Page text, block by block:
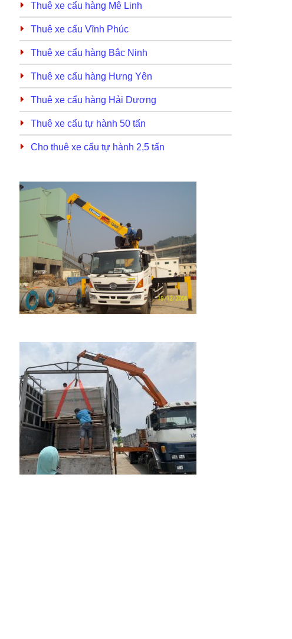
Thuê xe cẩu hàng Mê Linh
Thuê xe cẩu Vĩnh Phúc
Thuê xe cẩu hàng Bắc Ninh
Thuê xe cẩu hàng Hưng Yên
Thuê xe cẩu hàng Hải Dương
Thuê xe cẩu tự hành 50 tấn
Cho thuê xe cẩu tự hành 2,5 tấn